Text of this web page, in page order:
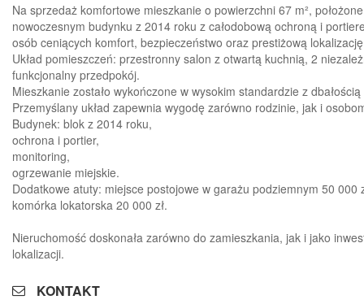
Na sprzedaż komfortowe mieszkanie o powierzchni 67 m²,
nowoczesnym budynku z 2014 roku z całodobową ochroną i
osób ceniących komfort, bezpieczeństwo oraz prestiżową
Układ pomieszczeń: przestronny salon z otwartą kuchnią, 2
funkcjonalny przedpokój.
Mieszkanie zostało wykończone w wysokim standardzie z
Przemyślany układ zapewnia wygodę zarówno rodzinie, jak i
Budynek: blok z 2014 roku,
ochrona i portier,
monitoring,
ogrzewanie miejskie.
Dodatkowe atuty: miejsce postojowe w garażu podziemnym 50 000
komórka lokatorska 20 000 zł.
Nieruchomość doskonała zarówno do zamieszkania, jak i jako
lokalizacji.
KONTAKT